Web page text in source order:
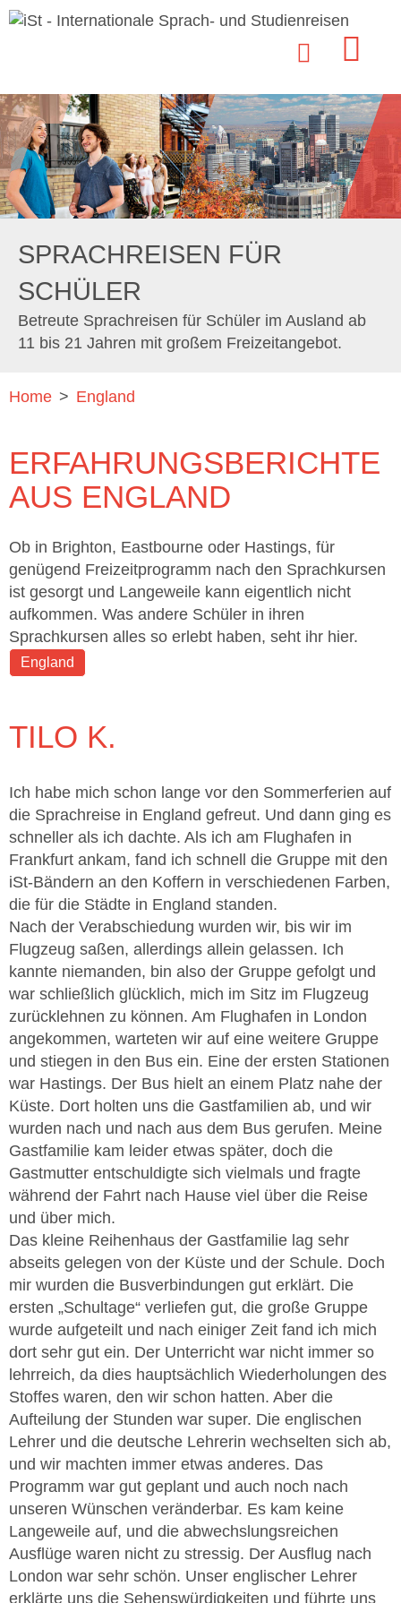
SPRACHREISEN FÜR
SCHÜLER
Betreute Sprachreisen für Schüler im Ausland ab
11 bis 21 Jahren mit großem Freizeitangebot.
Home > England
ERFAHRUNGSBERICHTE
AUS ENGLAND
Ob in Brighton, Eastbourne oder Hastings, für
genügend Freizeitprogramm nach den Sprachkursen
ist gesorgt und Langeweile kann eigentlich nicht
aufkommen. Was andere Schüler in ihren
Sprachkursen alles so erlebt haben, seht ihr hier.
England
TILO K.
Ich habe mich schon lange vor den Sommerferien auf
die Sprachreise in England gefreut. Und dann ging es
schneller als ich dachte. Als ich am Flughafen in
Frankfurt ankam, fand ich schnell die Gruppe mit den
iSt-Bändern an den Koffern in verschiedenen Farben,
die für die Städte in England standen.
Nach der Verabschiedung wurden wir, bis wir im
Flugzeug saßen, allerdings allein gelassen. Ich
kannte niemanden, bin also der Gruppe gefolgt und
war schließlich glücklich, mich im Sitz im Flugzeug
zurücklehnen zu können. Am Flughafen in London
angekommen, warteten wir auf eine weitere Gruppe
und stiegen in den Bus ein. Eine der ersten Stationen
war Hastings. Der Bus hielt an einem Platz nahe der
Küste. Dort holten uns die Gastfamilien ab, und wir
wurden nach und nach aus dem Bus gerufen. Meine
Gastfamilie kam leider etwas später, doch die
Gastmutter entschuldigte sich vielmals und fragte
während der Fahrt nach Hause viel über die Reise
und über mich.
Das kleine Reihenhaus der Gastfamilie lag sehr
abseits gelegen von der Küste und der Schule. Doch
mir wurden die Busverbindungen gut erklärt. Die
ersten „Schultage“ verliefen gut, die große Gruppe
wurde aufgeteilt und nach einiger Zeit fand ich mich
dort sehr gut ein. Der Unterricht war nicht immer so
lehrreich, da dies hauptsächlich Wiederholungen des
Stoffes waren, den wir schon hatten. Aber die
Aufteilung der Stunden war super. Die englischen
Lehrer und die deutsche Lehrerin wechselten sich ab,
und wir machten immer etwas anderes. Das
Programm war gut geplant und auch noch nach
unseren Wünschen veränderbar. Es kam keine
Langeweile auf, und die abwechslungsreichen
Ausflüge waren nicht zu stressig. Der Ausflug nach
London war sehr schön. Unser englischer Lehrer
erklärte uns die Sehenswürdigkeiten und führte uns